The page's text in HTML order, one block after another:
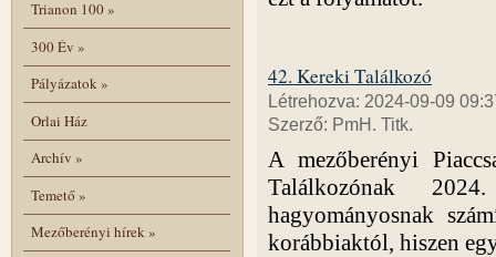
Trianon 100»
300 Év »
Pályázatok»
Orlai Ház
Archív »
Temető»
Mezőberényi hírek»
42. Kereki Találkozó
Létrehozva: 2024-09-09
Szerző: PmH. Titk.
A mezőberényi
Találkozónak
hagyományosnak
korábbiaktól, hiszen